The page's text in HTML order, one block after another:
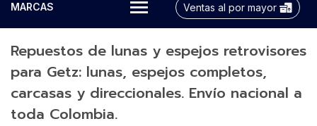
MARCAS Ventas al por mayor
Repuestos de lunas y espejos retrovisores
para Getz: lunas, espejos completos,
carcasas y direccionales. Envío nacional a
toda Colombia.